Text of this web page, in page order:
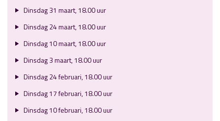
Dinsdag 31 maart, 18.00 uur
Dinsdag 24 maart, 18.00 uur
Dinsdag 10 maart, 18.00 uur
Dinsdag 3 maart, 18.00 uur
Dinsdag 24 februari, 18.00 uur
Dinsdag 17 februari, 18.00 uur
Dinsdag 10 februari, 18.00 uur